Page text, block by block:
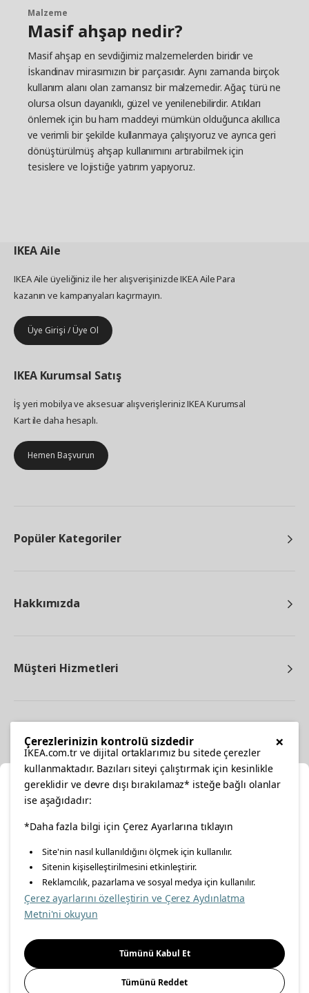
Malzeme
Masif ahşap nedir?
Masif ahşap en sevdiğimiz malzemelerden biridir ve
İskandinav mirasımızın bir parçasıdır. Aynı zamanda birçok
kullanım alanı olan zamansız bir malzemedir. Ağaç türü ne
olursa olsun dayanıklı, güzel ve yenilenebilirdir. Atıkları
önlemek için bu ham maddeyi mümkün olduğunca akıllıca
ve verimli bir şekilde kullanmaya çalışıyoruz ve ayrıca geri
dönüştürülmüş ahşap kullanımını artırabilmek için
tesislere ve lojistiğe yatırım yapıyoruz.
IKEAAile
IKEA Aile üyeliğiniz ile her alışverişinizde IKEA Aile Para
kazanın ve kampanyaları kaçırmayın.
Üye Girişi / Üye Ol
IKEA Kurumsal Satış
İş yeri mobilya ve aksesuar alışverişleriniz IKEA Kurumsal
Kart ile daha hesaplı.
Hemen Başvurun
Popüler Kategoriler
Hakkımızda
Müşteri Hizmetleri
facebooktwitterinstagrampinterestyoutube
linkedin
Enerji Politikası Bilgi Güvenliği Politikası
Gıda Güvenliği Politikası
Önemli Bilgilendirme İnternet Sitesi Gizlilik Politikası
Konumunuzu Seçin
İnternetten vereceğiniz siparişlerinizde size özel hizmet ve
içerikleri görebilmek için lütfen konumuzu seçin.
İl seçiniz
Seçiniz
×
Çerezlerinizin kontrolü sizdedir
IKEA.com.tr ve dijital ortaklarımız bu sitede çerezler
kullanmaktadır. Bazıları siteyi çalıştırmak için kesinlikle
gereklidir ve devre dışı bırakılamaz* isteğe bağlı olanlar
ise aşağıdadır:
*Daha fazla bilgi için Çerez Ayarlarına tıklayın
Site'nin nasıl kullanıldığını ölçmek için kullanılır.
Sitenin kişiselleştirilmesini etkinleştirir.
Reklamcılık, pazarlama ve sosyal medya için kullanılır.
Çerez ayarlarını özelleştirin ve Çerez Aydınlatma
Metni'ni okuyun
Tümünü Kabul Et
Tümünü Reddet